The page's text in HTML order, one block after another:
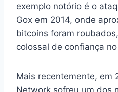
exemplo notório é o
Gox em 2014, onde
bitcoins foram
colossal de confiança
Mais recentemente, em
Network sofreu um dos